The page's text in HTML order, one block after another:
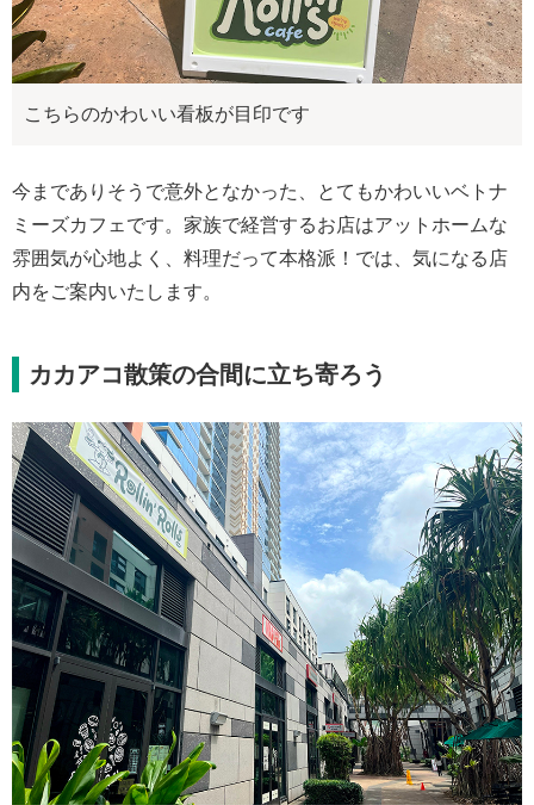
こちらのかわいい看板が目印です
今までありそうで意外となかった、とてもかわいいベトナ
ミーズカフェです。家族で経営するお店はアットホームな
雰囲気が心地よく、料理だって本格派！では、気になる店
内をご案内いたします。
カカアコ散策の合間に立ち寄ろう